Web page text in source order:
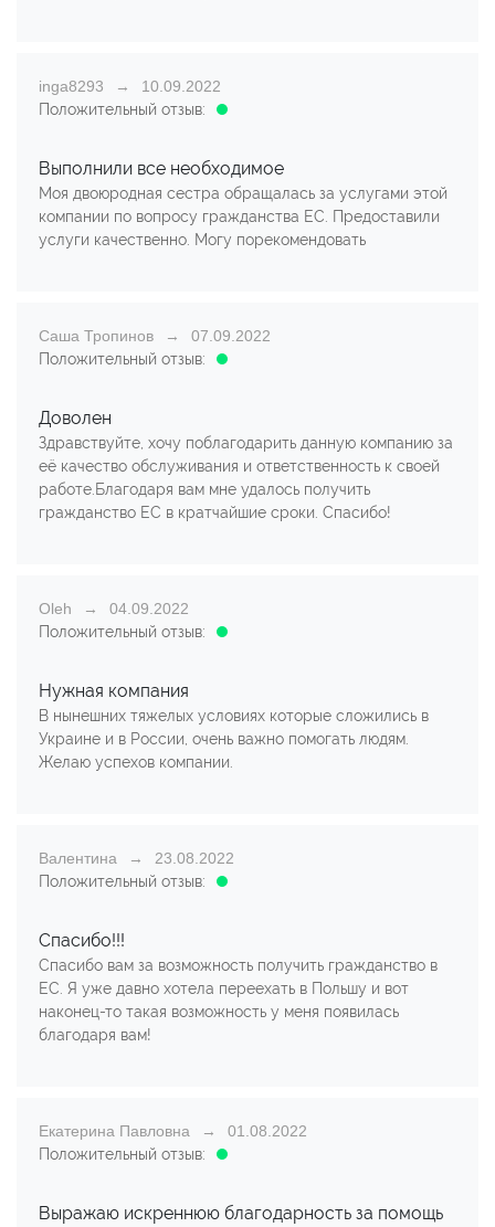
inga8293
10.09.2022
Положительный отзыв:
Выполнили все необходимое
Моя двоюродная сестра обращалась за услугами этой
компании по вопросу гражданства ЕС. Предоставили
услуги качественно. Могу порекомендовать
Саша Тропинов
07.09.2022
Положительный отзыв:
Доволен
Здравствуйте, хочу поблагодарить данную компанию за
её качество обслуживания и ответственность к своей
работе.Благодаря вам мне удалось получить
гражданство ЕС в кратчайшие сроки. Спасибо!
Oleh
04.09.2022
Положительный отзыв:
Нужная компания
В нынешних тяжелых условиях которые сложились в
Украине и в России, очень важно помогать людям.
Желаю успехов компании.
Валентина
23.08.2022
Положительный отзыв:
Спасибо!!!
Спасибо вам за возможность получить гражданство в
ЕС. Я уже давно хотела переехать в Польшу и вот
наконец-то такая возможность у меня появилась
благодаря вам!
Екатерина Павловна
01.08.2022
Положительный отзыв:
Выражаю искреннюю благодарность за помощь